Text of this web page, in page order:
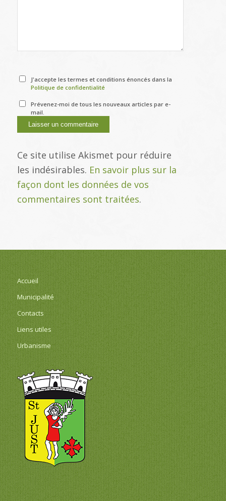
J'accepte les termes et conditions énoncés dans la
Politique de confidentialité
Prévenez-moi de tous les nouveaux articles par e-
mail.
Ce site utilise Akismet pour réduire
les indésirables. En savoir plus sur la
façon dont les données de vos
commentaires sont traitées.
Accueil
Municipalité
Contacts
Liens utiles
Urbanisme